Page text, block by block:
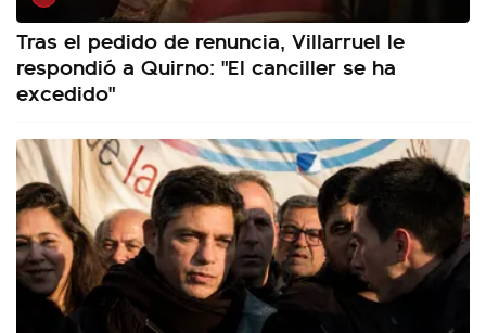
Tras el pedido de renuncia, Villarruel le
respondió a Quirno: "El canciller se ha
excedido"